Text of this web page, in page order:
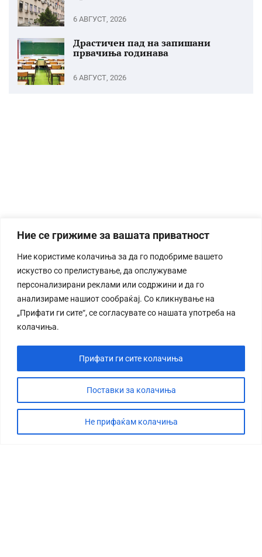
Ние се грижиме за вашата приватност
Ние користиме колачиња за да го подобриме вашето
искуство со прелистување, да опслужуваме
персонализирани реклами или содржини и да го
анализираме нашиот сообраќај. Со кликнување на
„Прифати ги сите“, се согласувате со нашата употреба на
колачиња.
Поставки за колачиња
Не прифаќам колачиња
Прифати ги сите колачиња
6 АВГУСТ, 2026
Драстичен пад на запишани
првачиња годинава
6 АВГУСТ, 2026